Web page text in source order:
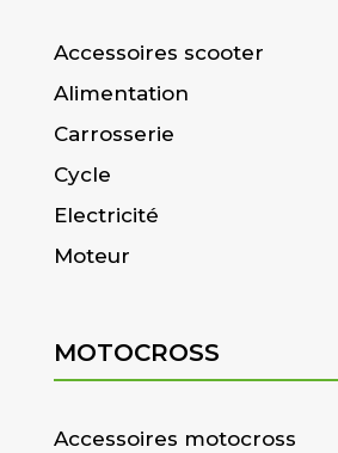
Accessoires scooter
Alimentation
Carrosserie
Cycle
Electricité
Moteur
MOTOCROSS
Accessoires motocross